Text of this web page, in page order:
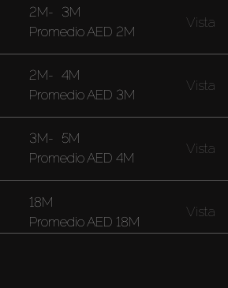
2M- 3M
PromedioAED 2M
Vista
2M- 4M
PromedioAED 3M
Vista
3M- 5M
PromedioAED 4M
Vista
18M
Promedio AED 18M
Vista